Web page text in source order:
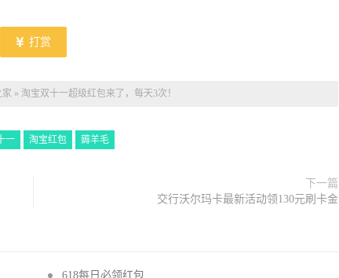
打赏
家 » 淘宝双十一超级红包来了，每天3次！
一 淘宝红包 薅羊毛
下一篇
交行沃尔玛卡最新活动领130元刷卡金
618每日必领红包